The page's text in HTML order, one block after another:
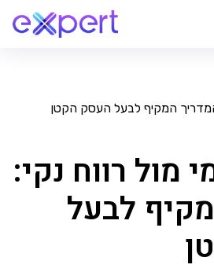
המדריך המקיף לבעל העסק הקטן
מול רווח נקי:
לבעל